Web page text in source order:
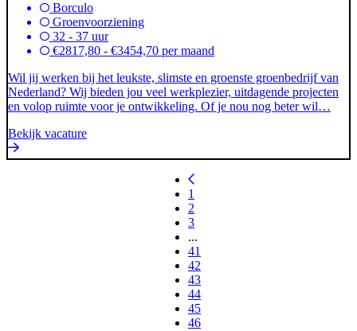
Borculo
Groenvoorziening
32 - 37 uur
€2817,80 - €3454,70 per maand
Wil jij werken bij het leukste, slimste en groenste groenbedrijf van
Nederland? Wij bieden jou veel werkplezier, uitdagende projecten
en volop ruimte voor je ontwikkeling. Of je nou nog beter wil…
Bekijk vacature
1
2
3
...
41
42
43
44
45
46